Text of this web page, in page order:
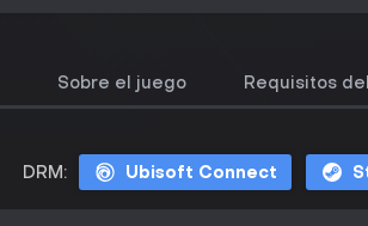
Sobre el juego Requisitos
DRM: Ubisoft Connect